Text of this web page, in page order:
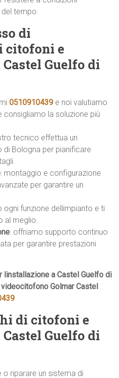
del tempo.
di
citofoni e
Guelfo di
0510910439 e noi valutiamo
consigliamo la soluzione più
tecnico effettua un
di Bologna per pianificare
: montaggio e configurazione
per garantire un
funzione dellimpianto e ti
al meglio.
: offriamo supporto continuo
per garantire prestazioni
a Castel Guelfo di
Golmar Castel
di citofoni e
Guelfo di
o riparare un sistema di